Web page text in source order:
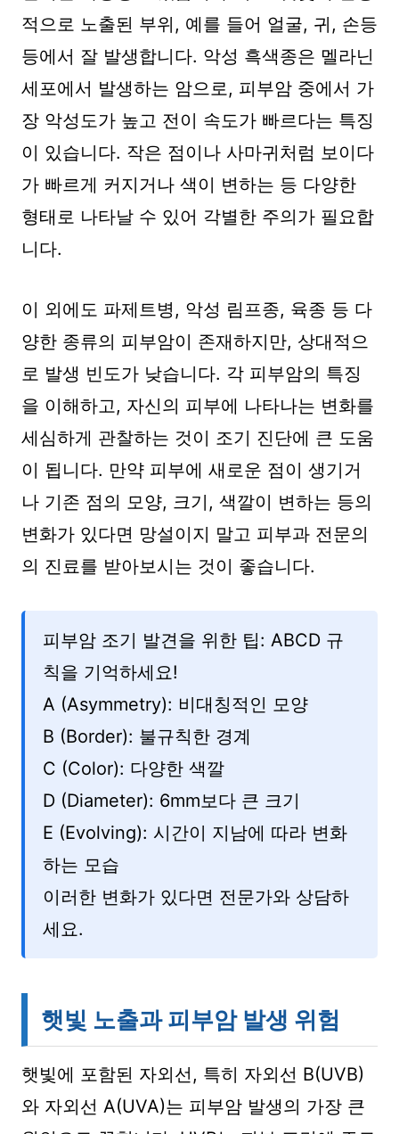
적으로 노출된 부위, 예를 들어 얼굴, 귀, 손등
등에서 잘 발생합니다. 악성 흑색종은 멜라닌
세포에서 발생하는 암으로, 피부암 중에서 가
장 악성도가 높고 전이 속도가 빠르다는 특징
이 있습니다. 작은 점이나 사마귀처럼 보이다
가 빠르게 커지거나 색이 변하는 등 다양한
형태로 나타날 수 있어 각별한 주의가 필요합
니다.
이 외에도 파제트병, 악성 림프종, 육종 등 다
양한 종류의 피부암이 존재하지만, 상대적으
로 발생 빈도가 낮습니다. 각 피부암의 특징
을 이해하고, 자신의 피부에 나타나는 변화를
세심하게 관찰하는 것이 조기 진단에 큰 도움
이 됩니다. 만약 피부에 새로운 점이 생기거
나 기존 점의 모양, 크기, 색깔이 변하는 등의
변화가 있다면 망설이지 말고 피부과 전문의
의 진료를 받아보시는 것이 좋습니다.
피부암 조기 발견을 위한 팁: ABCD 규
칙을 기억하세요!
A (Asymmetry): 비대칭적인 모양
B (Border): 불규칙한 경계
C (Color): 다양한 색깔
D (Diameter): 6mm보다 큰 크기
E (Evolving): 시간이 지남에 따라 변화
하는 모습
이러한 변화가 있다면 전문가와 상담하
세요.
햇빛 노출과 피부암 발생 위험
햇빛에 포함된 자외선, 특히 자외선 B(UVB)
와 자외선 A(UVA)는 피부암 발생의 가장 큰